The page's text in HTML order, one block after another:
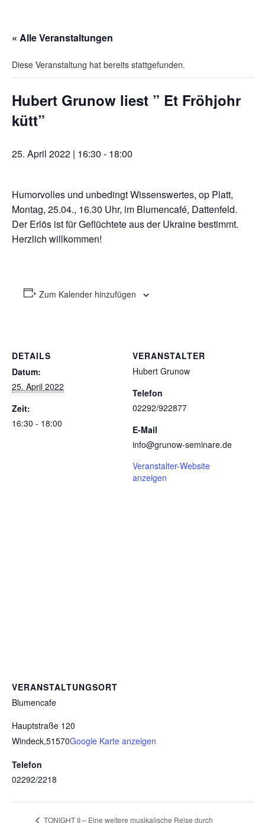
« Alle Veranstaltungen
Diese Veranstaltung hat bereits stattgefunden.
Hubert Grunow liest ” Et Fröhjohr
kütt”
25. April 2022 | 16:30 - 18:00
Humorvolles und unbedingt Wissenswertes, op Platt,
Montag, 25.04., 16.30 Uhr, im Blumencafé, Dattenfeld.
Der Erlös ist für Geflüchtete aus der Ukraine bestimmt.
Herzlich willkommen!
Zum Kalender hinzufügen
DETAILS
Datum:
25. April 2022
Zeit:
16:30 - 18:00
VERANSTALTER
Hubert Grunow
Telefon
02292/922877
E-Mail
info@grunow-seminare.de
Veranstalter-Website
anzeigen
VERANSTALTUNGSORT
Blumencafe
Hauptstraße 120
Windeck,51570Google Karte anzeigen
Telefon
02292/2218
TONIGHT II – Eine weitere musikalische Reise durch